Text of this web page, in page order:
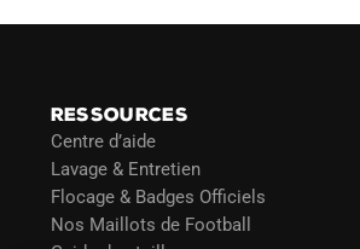
RESSOURCES
Centre d’aide
Lavage & Entretien
Flocage & Badges Officiels
Nos Maillots de Football